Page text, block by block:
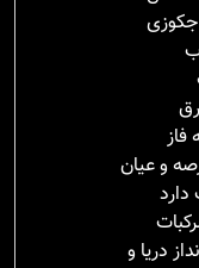
و عیان
دارد
دریا و